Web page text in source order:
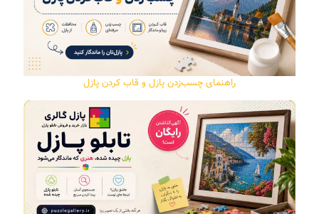
راهنمای چسب‌زدن پازل و قاب کردن پازل